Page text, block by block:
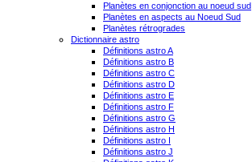
Planètes en conjonction au noeud sud
Planètes en aspects au Noeud Sud
Planètes rétrogrades
Dictionnaire astro
Définitions astro A
Définitions astro B
Définitions astro C
Définitions astro D
Définitions astro E
Définitions astro F
Définitions astro G
Définitions astro H
Définitions astro I
Définitions astro J